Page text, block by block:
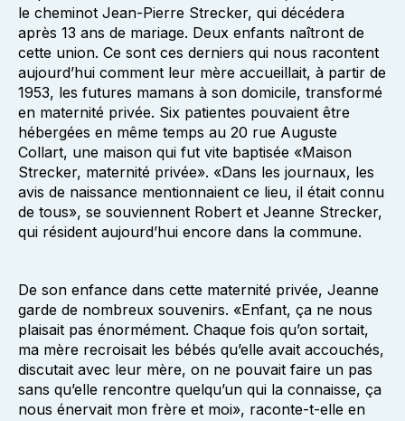
le cheminot Jean-Pierre Strecker, qui décédera
après 13 ans de mariage. Deux enfants naîtront de
cette union. Ce sont ces derniers qui nous racontent
aujourd’hui comment leur mère accueillait, à partir de
1953, les futures mamans à son domicile, transformé
en maternité privée. Six patientes pouvaient être
hébergées en même temps au 20 rue Auguste
Collart, une maison qui fut vite baptisée «Maison
Strecker, maternité privée». «Dans les journaux, les
avis de naissance mentionnaient ce lieu, il était connu
de tous», se souviennent Robert et Jeanne Strecker,
qui résident aujourd’hui encore dans la commune.
De son enfance dans cette maternité privée, Jeanne
garde de nombreux souvenirs. «Enfant, ça ne nous
plaisait pas énormément. Chaque fois qu’on sortait,
ma mère recroisait les bébés qu’elle avait accouchés,
discutait avec leur mère, on ne pouvait faire un pas
sans qu’elle rencontre quelqu’un qui la connaisse, ça
nous énervait mon frère et moi», raconte-t-elle en